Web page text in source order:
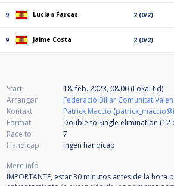
9 Lucian Farcas 2 (0/2)
9 Jaime Costa 2 (0/2)
Start
18. feb. 2023, 08.00 (Lokal tid)
Arrangør
Federació Billar Comunitat
Kontakt
Patrick Maccio (
Format
Double to Single elimination (12
Race to
7
Handicap
Ingen handicap
Mere info
IMPORTANTE, estar 30 minutos antes de la hora